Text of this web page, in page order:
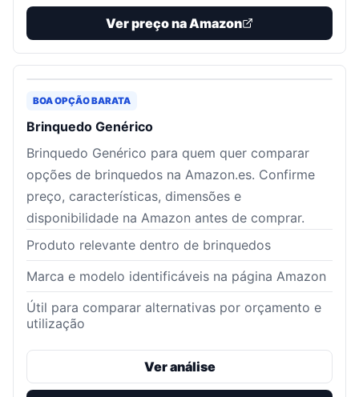
Ver preço na Amazon
BOA OPÇÃO BARATA
Brinquedo Genérico
Brinquedo Genérico para quem quer comparar
opções de brinquedos na Amazon.es. Confirme
preço, características, dimensões e
disponibilidade na Amazon antes de comprar.
Produto relevante dentro de brinquedos
Marca e modelo identificáveis na página Amazon
Útil para comparar alternativas por orçamento e
utilização
Ver análise